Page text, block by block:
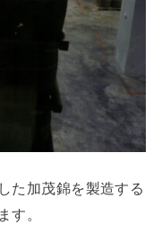
た加茂錦を製造する
す。